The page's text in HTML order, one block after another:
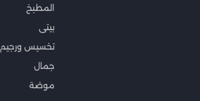
المطبخ
بيتى
تخسيس ورجيم
جمال
موضة